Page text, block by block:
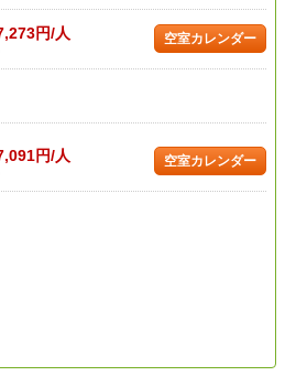
円/人 空室カレンダー
円/人 空室カレンダー